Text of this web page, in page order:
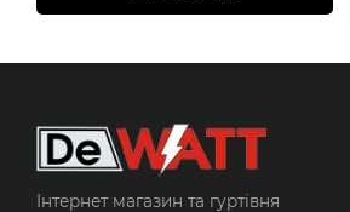
Інтернет магазин та гуртівня